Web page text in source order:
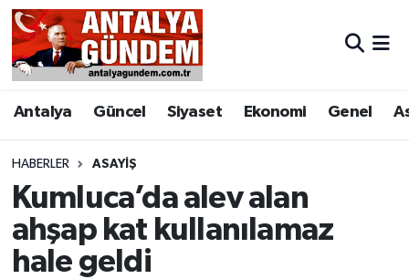
Antalya Güncel Siyaset Ekonomi Genel
HABERLER ASAYIŞ
Kumluca’da alev alan
ahşap kat kullanılamaz
hale geldi
Antalya
Asayiş
Bilim & Teknoloji
Bölge
EĞİTİM
Antalya Nöbetçi Eczaneler
Antalya Hava Durumu
Antalya Namaz Vakitleri
Antalya Trafik Yoğunluk Haritası
Süper Lig Puan Durumu ve Fikstür